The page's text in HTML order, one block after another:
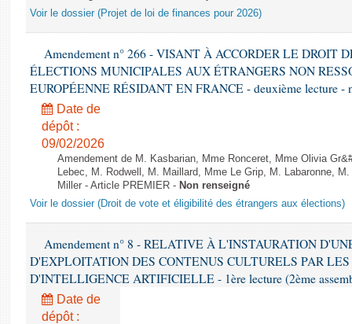
Voir le dossier (Projet de loi de finances pour 2026)
Amendement n° 266 - VISANT À ACCORDER LE DROIT
ÉLECTIONS MUNICIPALES AUX ÉTRANGERS NON
EUROPÉENNE RÉSIDANT EN FRANCE - deuxième lecture -
Date de
dépôt :
09/02/2026
Amendement de M. Kasbarian, Mme Ronceret, Mme Olivia
Lebec, M. Rodwell, M. Maillard, Mme Le Grip, M. Labaronne,
Miller - Article PREMIER - Non renseigné
Voir le dossier (Droit de vote et éligibilité des étrangers aux élections)
Amendement n° 8 - RELATIVE À L'INSTAURATION
D'EXPLOITATION DES CONTENUS CULTURELS PAR LES
D'INTELLIGENCE ARTIFICIELLE - 1ère lecture (2ème
Date de
dépôt :